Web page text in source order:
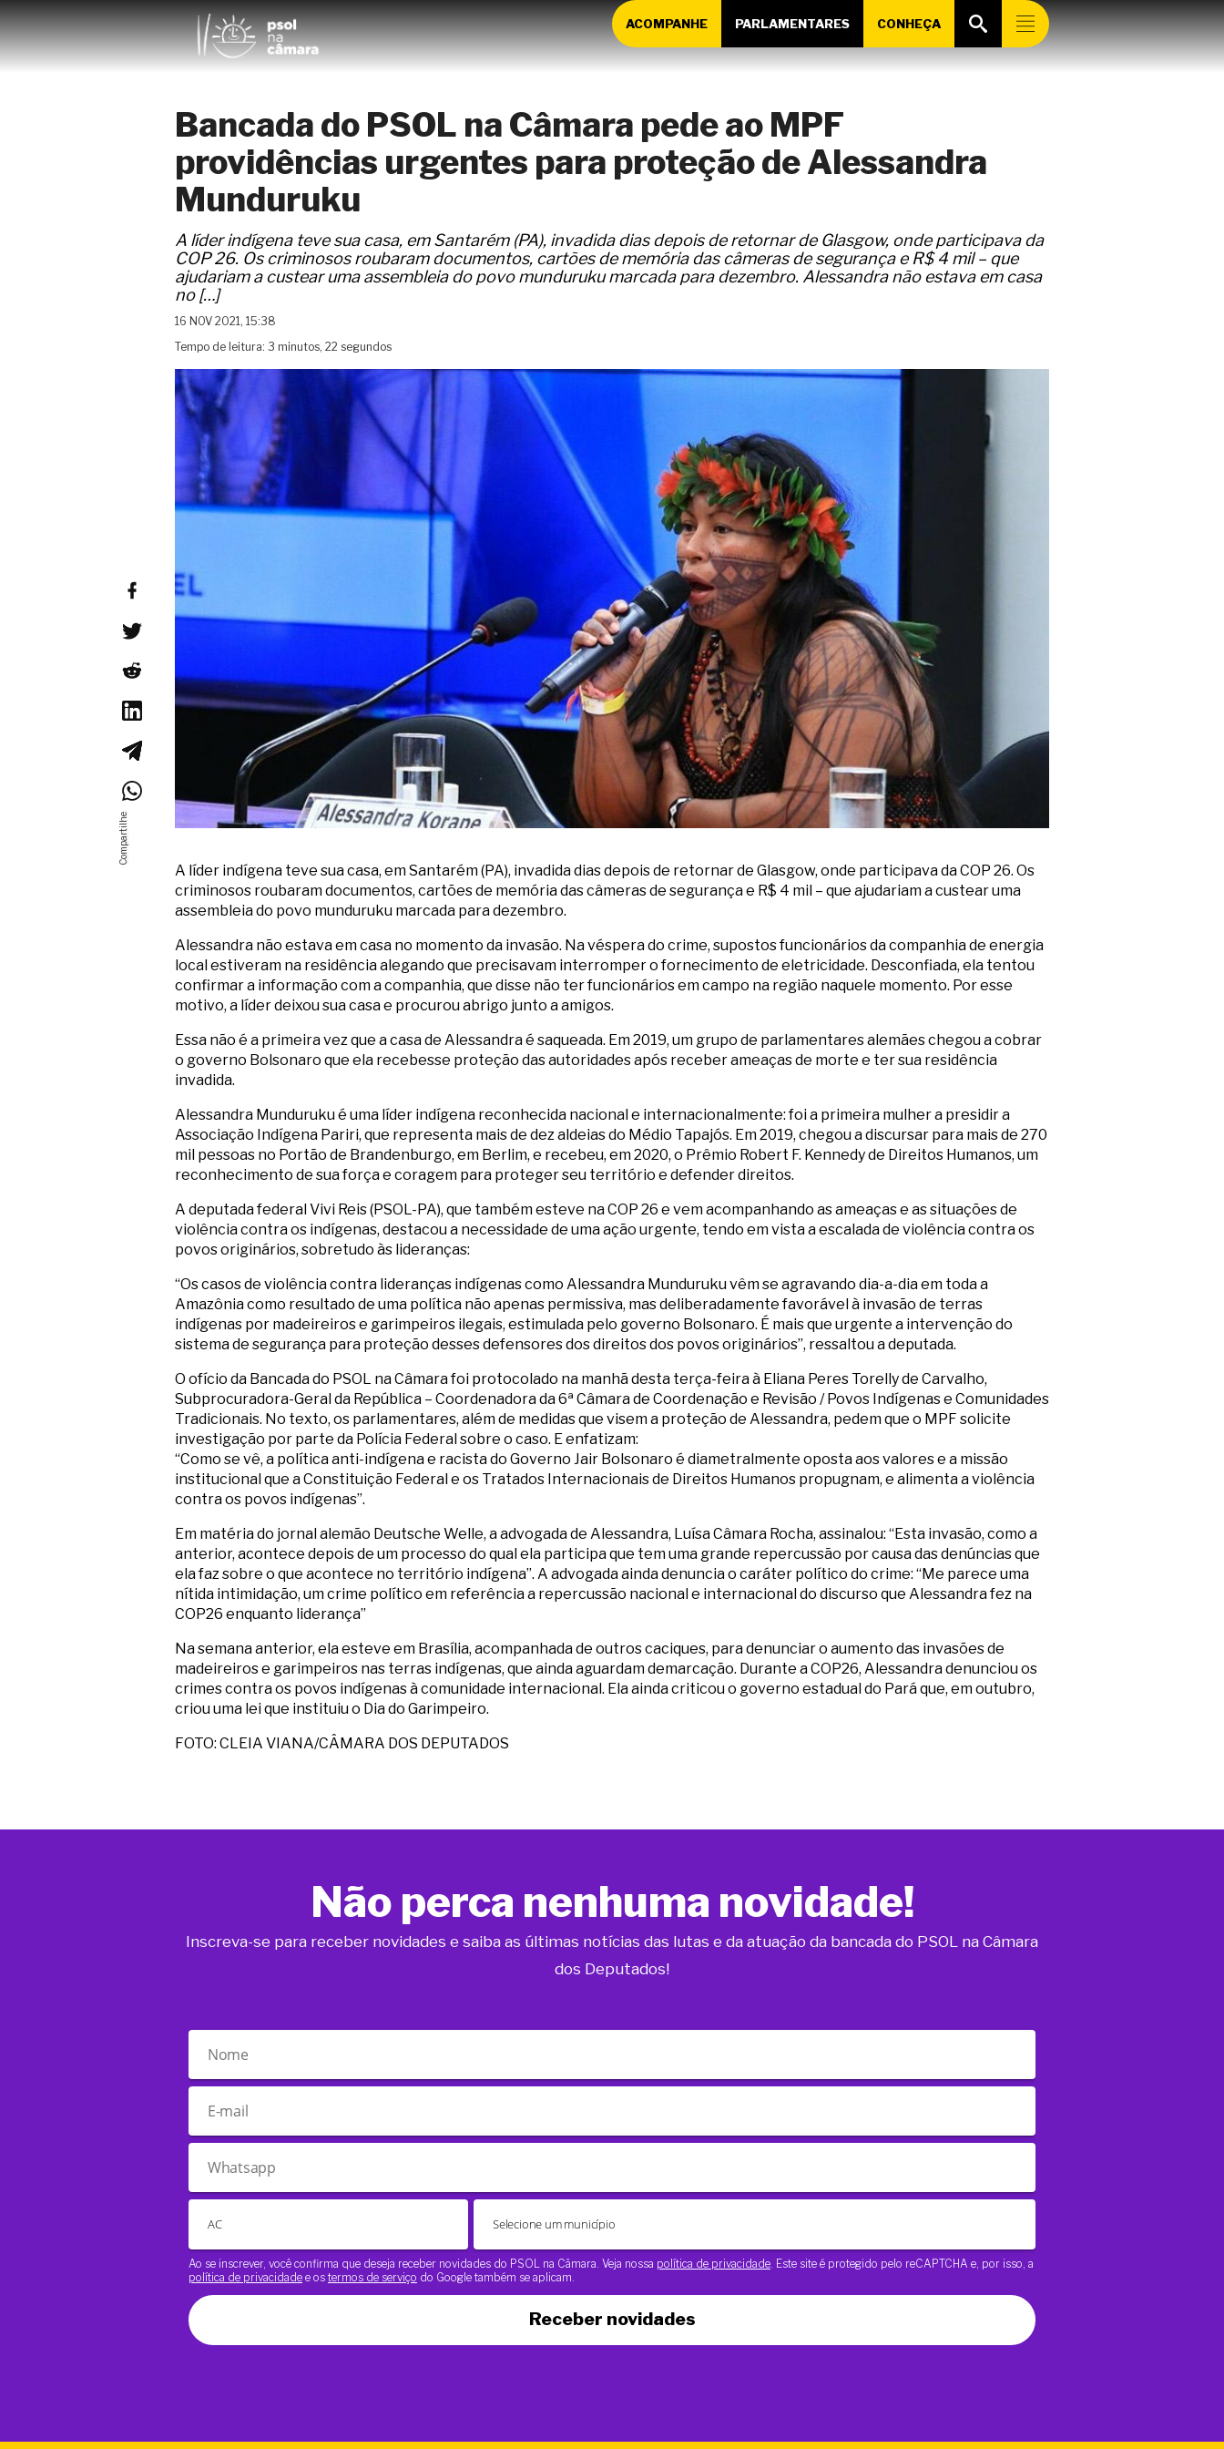
ACOMPANHE PARLAMENTARES CONHEÇA
Bancada do PSOL na Câmara pede ao MPF
providências urgentes para proteção de Alessandra
Munduruku
A líder indígena teve sua casa, em Santarém (PA), invadida dias depois de retornar de Glasgow, onde participava da
COP 26. Os criminosos roubaram documentos, cartões de memória das câmeras de segurança e R$ 4 mil – que
ajudariam a custear uma assembleia do povo munduruku marcada para dezembro. Alessandra não estava em casa
no […]
16 NOV 2021, 15:38
Tempo de leitura: 3 minutos, 22 segundos
A líder indígena teve sua casa, em Santarém (PA), invadida dias depois de retornar de Glasgow, onde participava da COP 26. Os
criminosos roubaram documentos, cartões de memória das câmeras de segurança e R$ 4 mil – que ajudariam a custear uma
assembleia do povo munduruku marcada para dezembro.
Alessandra não estava em casa no momento da invasão. Na véspera do crime, supostos funcionários da companhia de energia
local estiveram na residência alegando que precisavam interromper o fornecimento de eletricidade. Desconfiada, ela tentou
confirmar a informação com a companhia, que disse não ter funcionários em campo na região naquele momento. Por esse
motivo, a líder deixou sua casa e procurou abrigo junto a amigos.
Essa não é a primeira vez que a casa de Alessandra é saqueada. Em 2019, um grupo de parlamentares alemães chegou a cobrar
o governo Bolsonaro que ela recebesse proteção das autoridades após receber ameaças de morte e ter sua residência
invadida.
Alessandra Munduruku é uma líder indígena reconhecida nacional e internacionalmente: foi a primeira mulher a presidir a
Associação Indígena Pariri, que representa mais de dez aldeias do Médio Tapajós. Em 2019, chegou a discursar para mais de 270
mil pessoas no Portão de Brandenburgo, em Berlim, e recebeu, em 2020, o Prêmio Robert F. Kennedy de Direitos Humanos, um
reconhecimento de sua força e coragem para proteger seu território e defender direitos.
A deputada federal Vivi Reis (PSOL-PA), que também esteve na COP 26 e vem acompanhando as ameaças e as situações de
violência contra os indígenas, destacou a necessidade de uma ação urgente, tendo em vista a escalada de violência contra os
povos originários, sobretudo às lideranças:
“Os casos de violência contra lideranças indígenas como Alessandra Munduruku vêm se agravando dia-a-dia em toda a
Amazônia como resultado de uma política não apenas permissiva, mas deliberadamente favorável à invasão de terras
indígenas por madeireiros e garimpeiros ilegais, estimulada pelo governo Bolsonaro. É mais que urgente a intervenção do
sistema de segurança para proteção desses defensores dos direitos dos povos originários”, ressaltou a deputada.
O ofício da Bancada do PSOL na Câmara foi protocolado na manhã desta terça-feira à Eliana Peres Torelly de Carvalho,
Subprocuradora-Geral da República – Coordenadora da 6ª Câmara de Coordenação e Revisão / Povos Indígenas e Comunidades
Tradicionais. No texto, os parlamentares, além de medidas que visem a proteção de Alessandra, pedem que o MPF solicite
investigação por parte da Polícia Federal sobre o caso. E enfatizam:
“Como se vê, a política anti-indígena e racista do Governo Jair Bolsonaro é diametralmente oposta aos valores e a missão
institucional que a Constituição Federal e os Tratados Internacionais de Direitos Humanos propugnam, e alimenta a violência
contra os povos indígenas”.
Em matéria do jornal alemão Deutsche Welle, a advogada de Alessandra, Luísa Câmara Rocha, assinalou: “Esta invasão, como a
anterior, acontece depois de um processo do qual ela participa que tem uma grande repercussão por causa das denúncias que
ela faz sobre o que acontece no território indígena”. A advogada ainda denuncia o caráter político do crime: “Me parece uma
nítida intimidação, um crime político em referência a repercussão nacional e internacional do discurso que Alessandra fez na
COP26 enquanto liderança”
Na semana anterior, ela esteve em Brasília, acompanhada de outros caciques, para denunciar o aumento das invasões de
madeireiros e garimpeiros nas terras indígenas, que ainda aguardam demarcação. Durante a COP26, Alessandra denunciou os
crimes contra os povos indígenas à comunidade internacional. Ela ainda criticou o governo estadual do Pará que, em outubro,
criou uma lei que instituiu o Dia do Garimpeiro.
FOTO: CLEIA VIANA/CÂMARA DOS DEPUTADOS
Não perca nenhuma novidade!
Inscreva-se para receber novidades e saiba as últimas notícias das lutas e da atuação da bancada do PSOL na Câmara
dos Deputados!
Ao se inscrever, você confirma que deseja receber novidades do PSOL na Câmara. Veja nossa política de privacidade . Este site é protegido pelo reCAPTCHA e, por isso, a
política de privacidade e os termos de serviço do Google também se aplicam.
Receber novidades